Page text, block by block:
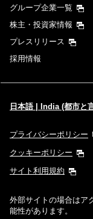
グループ企業一覧
株主・投資家情報
プレスリリース
採用情報
日本語 | India (都市と
プライバシーポリシー
クッキーポリシー
サイト利用規約
外部サイトの場合はア
能性があります。